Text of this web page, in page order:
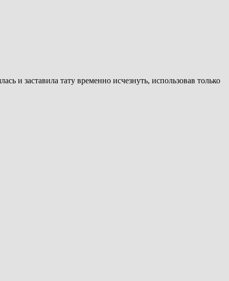
и заставила тату временно исчезнуть, использовав только